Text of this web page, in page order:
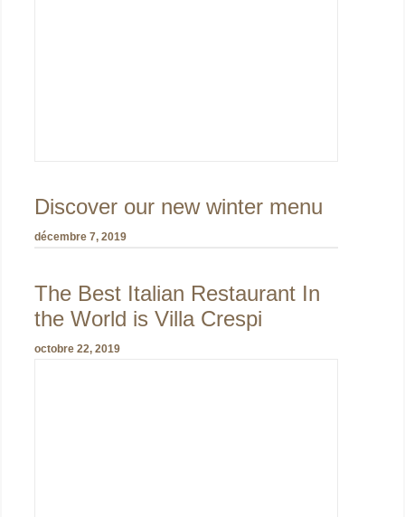
Discover our new winter menu
décembre 7, 2019
The Best Italian Restaurant In
the World is Villa Crespi
octobre 22, 2019